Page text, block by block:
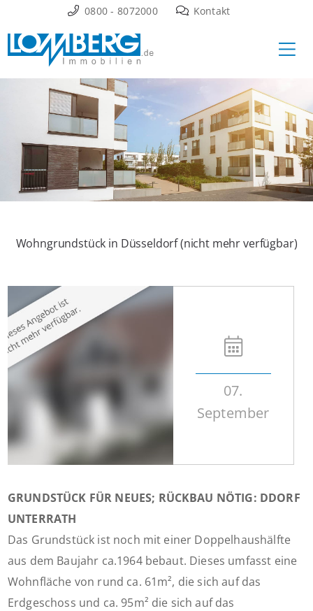
Inhalt
springen
0800 - 8072000 Kontakt
Wohngrundstück in Düsseldorf (nicht mehr verfügbar)
07.
September
GRUNDSTÜCK FÜR NEUES; RÜCKBAU NÖTIG: DDORF
UNTERRATH
Das Grundstück ist noch mit einer Doppelhaushälfte
aus dem Baujahr ca.1964 bebaut. Dieses umfasst eine
Wohnfläche von rund ca. 61m², die sich auf das
Erdgeschoss und ca. 95m² die sich auf das